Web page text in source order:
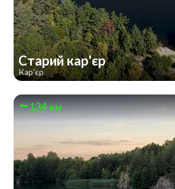
Старий кар'єр
Кар'єр
134 км